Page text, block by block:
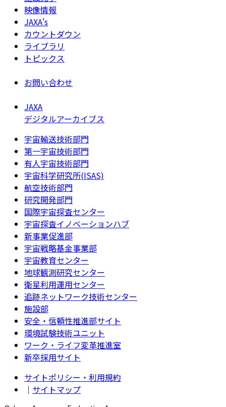
映像情報
JAXA's
カウントダウン
ライブラリ
トピックス
お問い合わせ
JAXA
デジタルアーカイブス
宇宙輸送技術部門
第一宇宙技術部門
有人宇宙技術部門
宇宙科学研究所(ISAS)
航空技術部門
研究開発部門
国際宇宙探査センター
宇宙探査イノベーションハブ
新事業促進部
宇宙戦略基金事業部
宇宙教育センター
地球観測研究センター
衛星利用運用センター
追跡ネットワーク技術センター
施設部
安全・信頼性推進部サイト
環境試験技術ユニット
ワーク・ライフ変革推進室
新卒採用サイト
サイトポリシー・利用規約
｜ サイトマップ